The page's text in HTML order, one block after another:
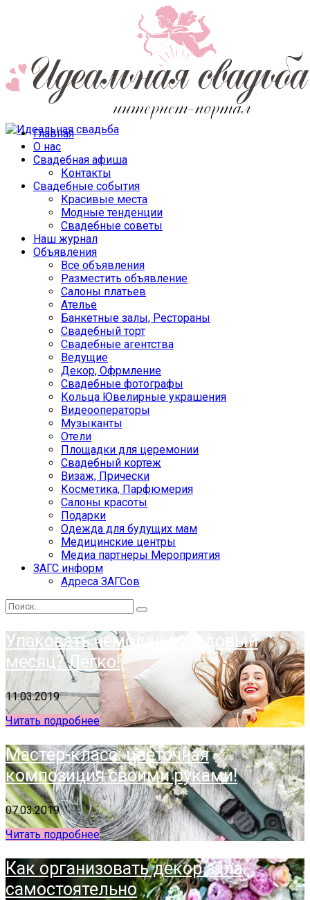
Главная
О нас
Свадебная афиша
Контакты
Свадебные события
Красивые места
Модные тенденции
Свадебные советы
Наш журнал
Объявления
Все объявления
Разместить объявление
Салоны платьев
Ателье
Банкетные залы, Рестораны
Свадебный торт
Свадебные агентства
Ведущие
Декор, Офрмление
Свадебные фотографы
Кольца Ювелирные украшения
Видеооператоры
Музыканты
Отели
Площадки для церемонии
Свадебный кортеж
Визаж, Прически
Косметика, Парфюмерия
Салоны красоты
Подарки
Одежда для будущих мам
Медицинские центры
Медиа партнеры Мероприятия
ЗАГС информ
Адреса ЗАГСов
Упаковать чемодан в медовый
месяц? Легко!
11.03.2019
Читать подробнее
Мастер-класс: цветочная
композиция своими руками!
07.03.2019
Читать подробнее
Как организовать декор зала
самостоятельно